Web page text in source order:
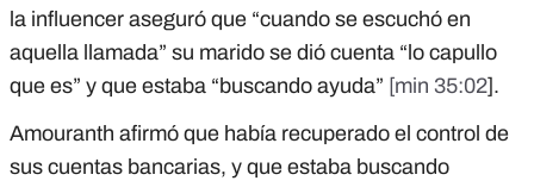
la influencer aseguró que “cuando se escuchó en
aquella llamada” su marido se dió cuenta “lo capullo
que es” y que estaba “buscando ayuda” [min 35:02].
Amouranth afirmó que había recuperado el control de
sus cuentas bancarias, y que estaba buscando